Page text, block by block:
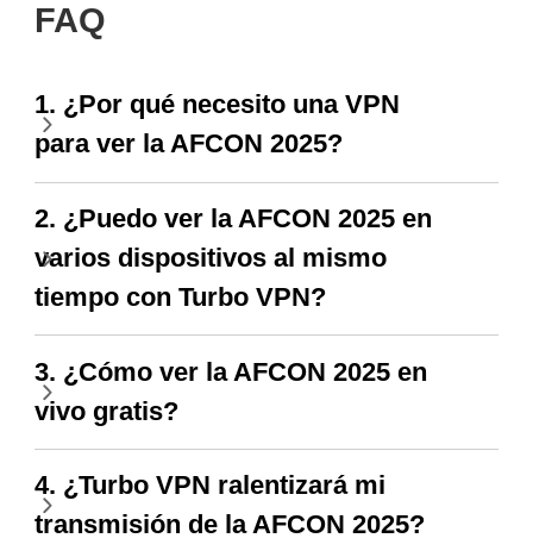
FAQ
1. ¿Por qué necesito una VPN
para ver la AFCON 2025?
2. ¿Puedo ver la AFCON 2025 en
varios dispositivos al mismo
tiempo con Turbo VPN?
3. ¿Cómo ver la AFCON 2025 en
vivo gratis?
4. ¿Turbo VPN ralentizará mi
transmisión de la AFCON 2025?